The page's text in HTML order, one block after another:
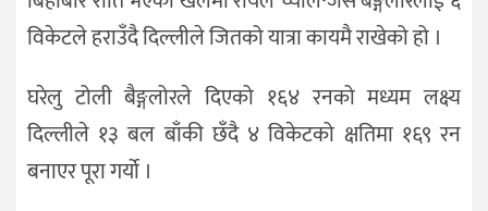
विकेटले हराउँदै दिल्लीले जितको यात्रा कायमै राखेको हो ।
घरेलु टोली बैङ्गलोरले दिएको १६४ रनको मध्यम लक्ष्य
दिल्लीले १३ बल बाँकी छँदै ४ विकेटको क्षतिमा १६९ रन
बनाएर पूरा गर्यो ।